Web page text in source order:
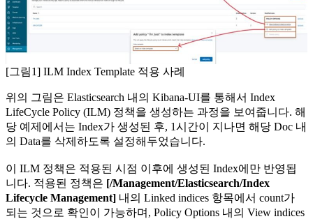
[그림1] ILM Index Template 적용 사례
위의 그림은 Elasticsearch 내의 Kibana-UI를 통해서 Index
LifeCycle Policy (ILM) 정책을 생성하는 과정을 보여줍니다. 해
당 예제에서는 Index가 생성된 후, 1시간이 지나면 해당 Doc 내
의 Data를 삭제하도록 설정해두었습니다.
이 ILM 정책은 적용된 시점 이후에 생성된 Index에만 반영됩
니다. 적용된 정책은 [/Management/Elasticsearch/Index
Lifecycle Management] 내의 Linked indices 항목에서 count가
되는 것으로 확인이 가능하며, Policy Options 내의 View indices